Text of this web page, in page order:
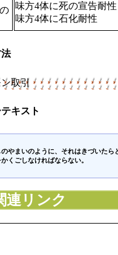
味方4体に死の宣告耐性
味方4体に石化耐性
取引
キスト
やまいのように、それはきづいたら
くごしなければならない。
連リンク